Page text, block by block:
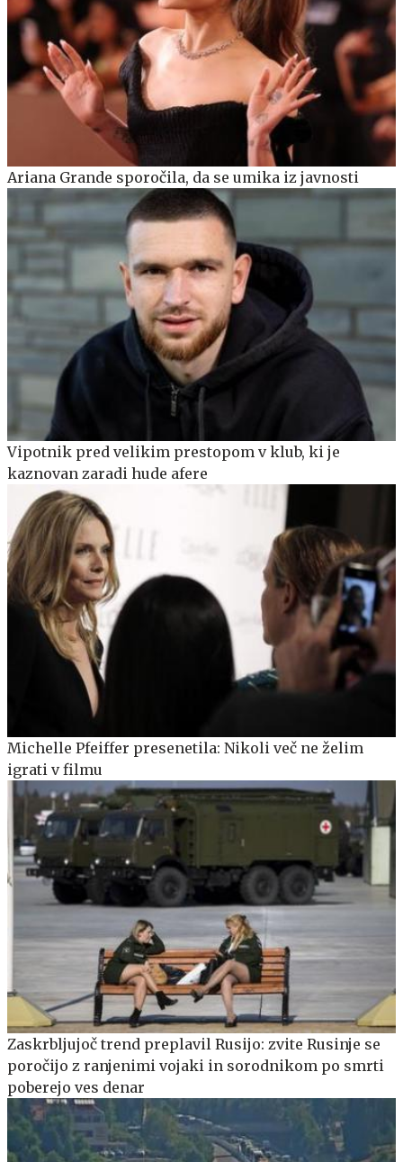
Ariana Grande sporočila, da se umika iz javnosti
Vipotnik pred velikim prestopom v klub, ki je
kaznovan zaradi hude afere
Michelle Pfeiffer presenetila: Nikoli več ne želim
igrati v filmu
Zaskrbljujoč trend preplavil Rusijo: zvite Rusinje se
poročijo z ranjenimi vojaki in sorodnikom po smrti
poberejo ves denar